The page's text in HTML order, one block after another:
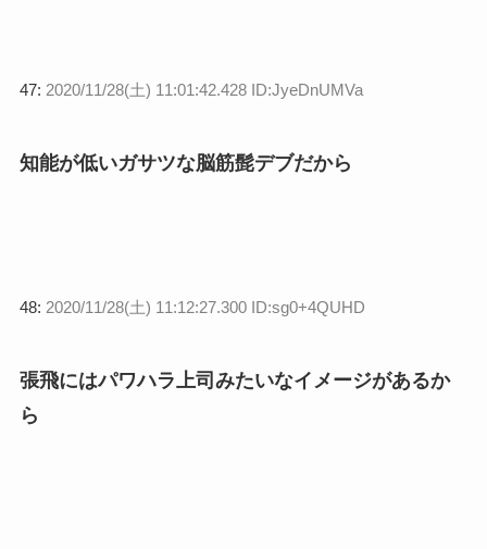
47: 2020/11/28(土) 11:01:42.428 ID:JyeDnUMVa
知能が低いガサツな脳筋髭デブだから
48: 2020/11/28(土) 11:12:27.300 ID:sg0+4QUHD
張飛にはパワハラ上司みたいなイメージがあるか
ら